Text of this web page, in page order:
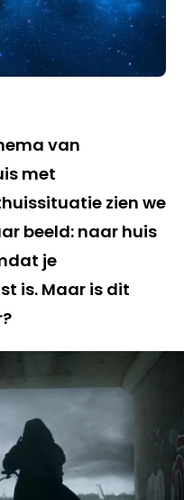
van
met
zien we
beeld: naar huis
je
is. Maar is dit